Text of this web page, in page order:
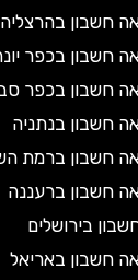
בהרצליה
בכפר יונה
בכפר סבא
בנתניה
ברמת השרון
ברעננה
בירושלים
באריאל